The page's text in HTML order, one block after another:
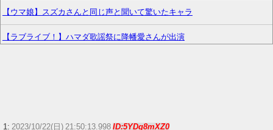
【ウマ娘】スズカさんと同じ声と聞いて驚いたキャラ
【ラブライブ！】ハマダ歌謡祭に降幡愛さんが出演
1: 2023/10/22(日) 21:50:13.998 ID:5YDq8mXZ0